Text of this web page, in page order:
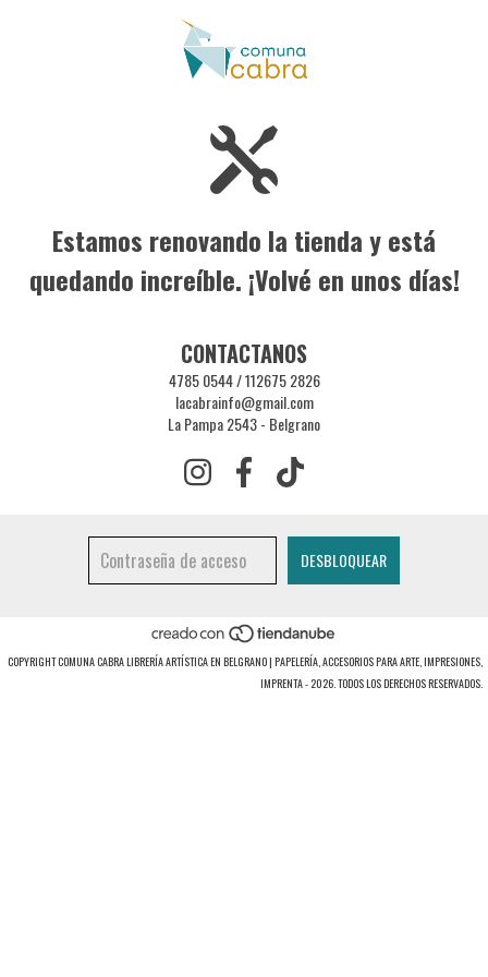
Estamos renovando la tienda y está
quedando increíble. ¡Volvé en unos días!
CONTACTANOS
4785 0544 / 112675 2826
lacabrainfo@gmail.com
La Pampa 2543 - Belgrano
COPYRIGHT COMUNA CABRA LIBRERÍA ARTÍSTICA EN BELGRANO | PAPELERÍA, ACCESORIOS PARA ARTE, IMPRESIONES,
IMPRENTA - 2026. TODOS LOS DERECHOS RESERVADOS.